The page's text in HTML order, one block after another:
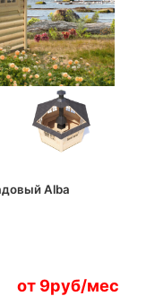
Alba
от 9руб/мес